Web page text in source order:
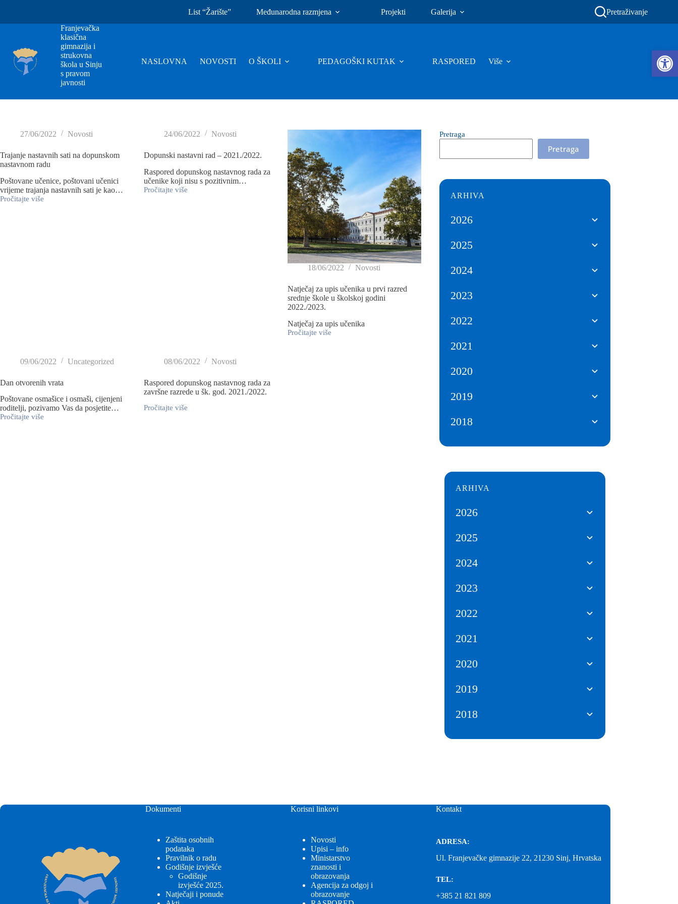
List “Žarište” Međunarodna razmjena Projekti Galerija
Pretraživanje
Franjevačka
klasična
gimnazija i
strukovna
škola u Sinju
s pravom
javnosti
NASLOVNA NOVOSTI O ŠKOLI PEDAGOŠKI KUTAK RASPORED Više
27/06/2022 Novosti
Trajanje nastavnih sati na dopunskom
nastavnom radu
Poštovane učenice, poštovani učenici
vrijeme trajanja nastavnih sati je kao…
Pročitajte više
24/06/2022 Novosti
Dopunski nastavni rad – 2021./2022.
Raspored dopunskog nastavnog rada za
učenike koji nisu s pozitivnim…
Pročitajte više
18/06/2022 Novosti
Natječaj za upis učenika u prvi razred
srednje škole u školskoj godini
2022./2023.
Natječaj za upis učenika
Pročitajte više
09/06/2022 Uncategorized
Dan otvorenih vrata
Poštovane osmašice i osmaši, cijenjeni
roditelji, pozivamo Vas da posjetite…
Pročitajte više
08/06/2022 Novosti
Raspored dopunskog nastavnog rada za
završne razrede u šk. god. 2021./2022.
Pročitajte više
Pretraga
Pretraga
ARHIVA
2026
2025
2024
2023
2022
2021
2020
2019
2018
ARHIVA
2026
2025
2024
2023
2022
2021
2020
2019
2018
Dokumenti
Zaštita osobnih
podataka
Pravilnik o radu
Godišnje izvješće
Godišnje
izvješće 2025.
Natječaji i ponude
Korisni linkovi
Novosti
Upisi – info
Ministarstvo
znanosti i
obrazovanja
Agencija za odgoj i
obrazovanje
Kontakt
ADRESA:
Ul. Franjevačke gimnazije 22, 21230 Sinj, Hrvatska
TEL:
+385 21 821 809